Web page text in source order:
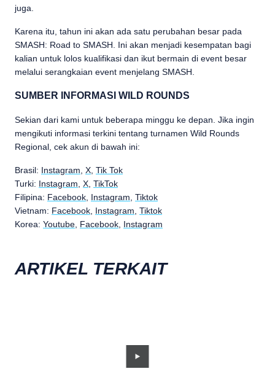
juga.
Karena itu, tahun ini akan ada satu perubahan besar pada
SMASH: Road to SMASH. Ini akan menjadi kesempatan bagi
kalian untuk lolos kualifikasi dan ikut bermain di event besar
melalui serangkaian event menjelang SMASH.
SUMBER INFORMASI WILD ROUNDS
Sekian dari kami untuk beberapa minggu ke depan. Jika ingin
mengikuti informasi terkini tentang turnamen Wild Rounds
Regional, cek akun di bawah ini:
Brasil: Instagram X Tik Tok
Turki: Instagram X TikTok
Filipina: Facebook Instagram Tiktok
Vietnam: Facebook Instagram Tiktok
Korea: Youtube Facebook Instagram
ARTIKEL TERKAIT